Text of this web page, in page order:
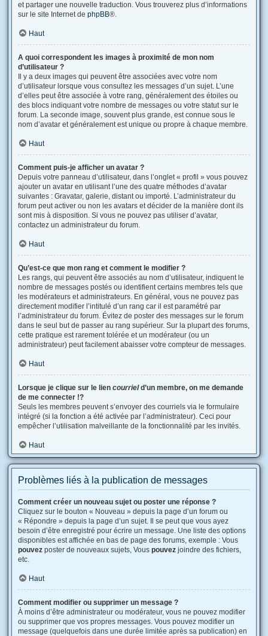
et partager une nouvelle traduction. Vous trouverez plus d’informations
sur le site Internet de phpBB®.
Haut
A quoi correspondent les images à proximité de mon nom
d’utilisateur ?
Il y a deux images qui peuvent être associées avec votre nom
d’utilisateur lorsque vous consultez les messages d’un sujet. L’une
d’elles peut être associée à votre rang, généralement des étoiles ou
des blocs indiquant votre nombre de messages ou votre statut sur le
forum. La seconde image, souvent plus grande, est connue sous le
nom d’avatar et généralement est unique ou propre à chaque membre.
Haut
Comment puis-je afficher un avatar ?
Depuis votre panneau d’utilisateur, dans l’onglet « profil » vous pouvez
ajouter un avatar en utilisant l’une des quatre méthodes d’avatar
suivantes : Gravatar, galerie, distant ou importé. L’administrateur du
forum peut activer ou non les avatars et décider de la manière dont ils
sont mis à disposition. Si vous ne pouvez pas utiliser d’avatar,
contactez un administrateur du forum.
Haut
Qu’est-ce que mon rang et comment le modifier ?
Les rangs, qui peuvent être associés au nom d’utilisateur, indiquent le
nombre de messages postés ou identifient certains membres tels que
les modérateurs et administrateurs. En général, vous ne pouvez pas
directement modifier l’intitulé d’un rang car il est paramétré par
l’administrateur du forum. Évitez de poster des messages sur le forum
dans le seul but de passer au rang supérieur. Sur la plupart des forums,
cette pratique est rarement tolérée et un modérateur (ou un
administrateur) peut facilement abaisser votre compteur de messages.
Haut
Lorsque je clique sur le lien courrield’un membre, on me demande
de me connecter !?
Seuls les membres peuvent s’envoyer des courriels via le formulaire
intégré (si la fonction a été activée par l’administrateur). Ceci pour
empêcher l’utilisation malveillante de la fonctionnalité par les invités.
Haut
Problèmes liés à la publication de messages
Comment créer un nouveau sujet ou poster une réponse ?
Cliquez sur le bouton « Nouveau » depuis la page d’un forum ou
« Répondre » depuis la page d’un sujet. Il se peut que vous ayez
besoin d’être enregistré pour écrire un message. Une liste des options
disponibles est affichée en bas de page des forums, exemple : Vous
pouvez poster de nouveaux sujets, Vous pouvez joindre des fichiers,
etc.
Haut
Comment modifier ou supprimer un message ?
À moins d’être administrateur ou modérateur, vous ne pouvez modifier
ou supprimer que vos propres messages. Vous pouvez modifier un
message (quelquefois dans une durée limitée après sa publication) en